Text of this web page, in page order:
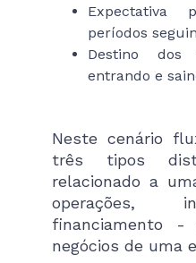
períodos
Destino dos
entrando e
Neste cenário
três tipos
relacionado a
operações,
financiamento -
negócios de uma